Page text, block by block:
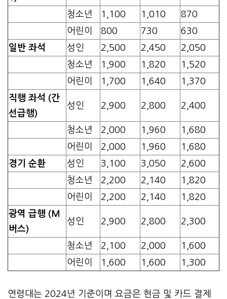
청소년
1,100 1,010
870
어린이
800 730
630
일반 좌석
성인 2,500 2,450
2,050
청소년
1,900 1,820
1,520
어린이
1,700 1,640
1,370
직행 좌석 (간
선급행)
성인 2,900 2,800 2,400
청소년 2,000 1,960
1,680
어린이
2,000 1,960
1,680
경기 순환
성인 3,100 3,050
2,600
청소년
2,200 2,140
1,820
어린이
2,200 2,140
1,820
광역 급행 (M
버스)
성인 2,900 2,800 2,300
청소년 2,100 2,000
1,600
어린이
1,600 1,600 1,300
연령대는 2024년 기준이며 요금은 현금 및 카드 결제